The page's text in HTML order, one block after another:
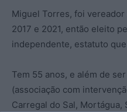
Miguel Torres, foi
2017 e 2021, então eleito
independente, estatuto
Tem 55 anos, e além de
(associação com
Carregal do Sal, Mortágua,